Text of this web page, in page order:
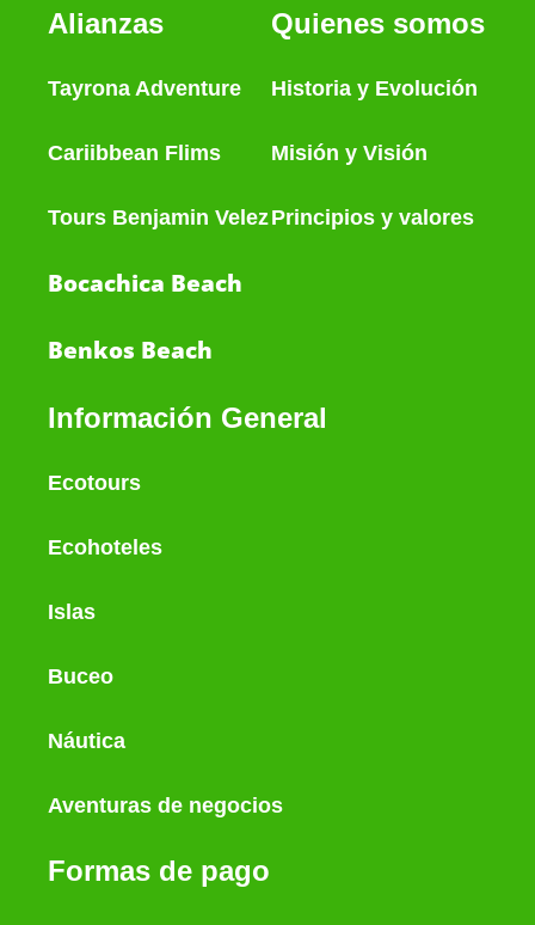
Alianzas
Tayrona Adventure
Cariibbean Flims
Tours Benjamin Velez
Bocachica Beach
Benkos Beach
Quienes somos
Historia y Evolución
Misión y Visión
Principios y valores
Información General
Ecotours
Ecohoteles
Islas
Buceo
Náutica
Aventuras de negocios
Formas de pago